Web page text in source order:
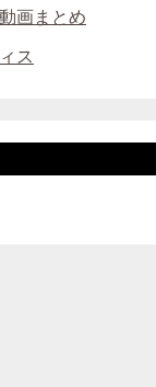
画まとめ
ス